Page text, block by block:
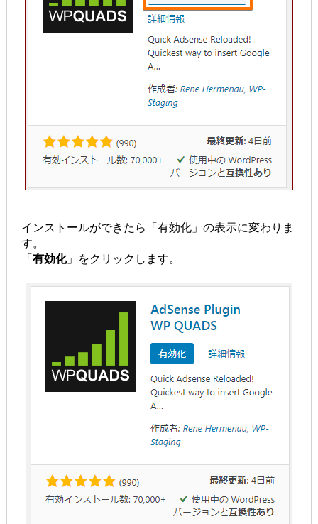
インストールができたら「有効化」の表示に変わりま
す。
「 有効化」をクリックします。